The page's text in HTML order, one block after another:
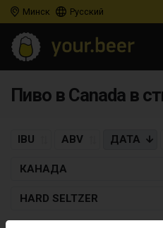
Минск Русский
Пиво в Canada в
IBU ABV ДАТА
КАНАДА
HARD SELTZER